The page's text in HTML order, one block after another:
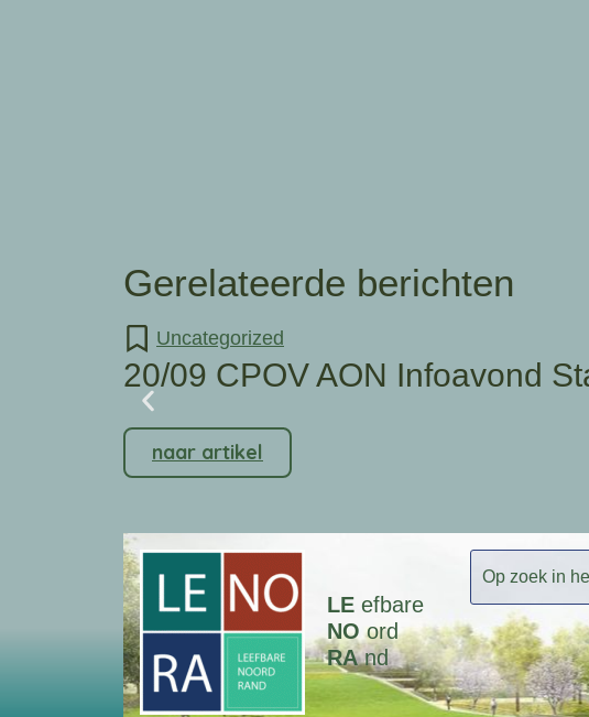
Gerelateerde berichten
Uncategorized
20/09 CPOV AON Infoavond
naar artikel
LE efbare
NO ord
RAnd